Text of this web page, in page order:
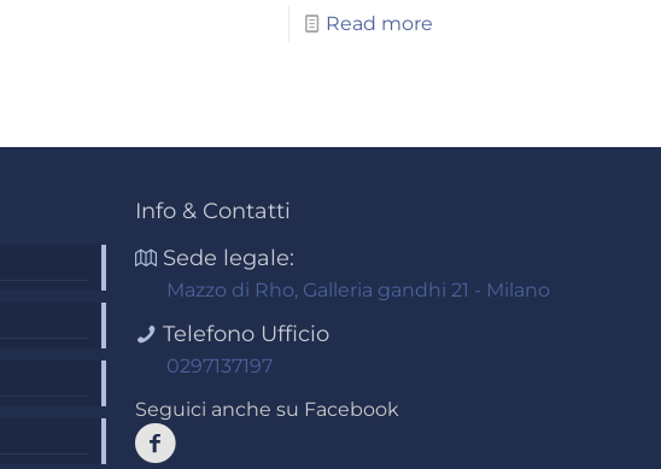
Read more
Info & Contatti
Sede legale:
Mazzo di Rho, Galleria gandhi 21 - Milano
Telefono Ufficio
0297137197
Seguici anche su Facebook